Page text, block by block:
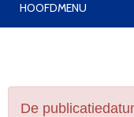
HOOFDMENU
De